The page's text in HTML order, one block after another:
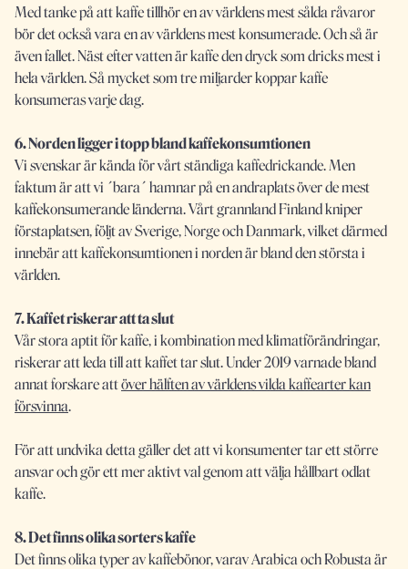
Med tanke på att kaffe tillhör en av världens mest sålda råvaror
bör det också vara en av världens mest konsumerade. Och så är
även fallet. Näst efter vatten är kaffe den dryck som dricks mest i
hela världen. Så mycket som tre miljarder koppar kaffe
konsumeras varje dag.
6. Norden ligger i topp bland kaffekonsumtionen
Vi svenskar är kända för vårt ständiga kaffedrickande. Men
faktum är att vi ´bara´ hamnar på en andraplats över de mest
kaffekonsumerande länderna. Vårt grannland Finland kniper
förstaplatsen, följt av Sverige, Norge och Danmark, vilket därmed
innebär att kaffekonsumtionen i norden är bland den största i
världen.
7. Kaffet riskerar att ta slut
Vår stora aptit för kaffe, i kombination med klimatförändringar,
riskerar att leda till att kaffet tar slut. Under 2019 varnade bland
annat forskare attöver hälften av världens vilda kaffearter kan
försvinna.
För att undvika detta gäller det att vi konsumenter tar ett större
ansvar och gör ett mer aktivt val genom att väljahållbart odlat
kaffe.
8. Det finns olika sorters kaffe
Det finns olika typer av kaffebönor, varav Arabica och Robusta är